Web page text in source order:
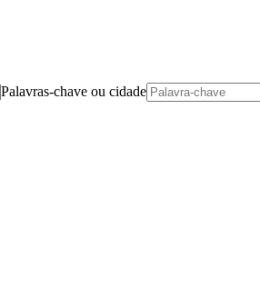
Palavras-chave ou cidade